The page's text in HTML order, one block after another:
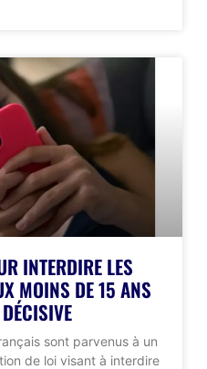
INTERDIRE LES
MOINS DE 15 ANS
sont parvenus à un
de loi visant à interdire